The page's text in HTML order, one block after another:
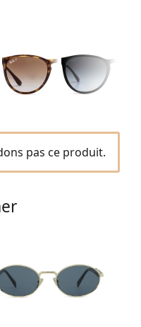
pas ce produit.